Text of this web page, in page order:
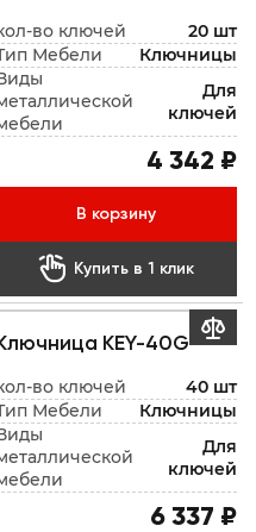
во ключей
20 шт
Мебели
Ключницы
Для
ключей
4 342 ₽
В корзину
 Купить в 1 клик
Ключница KEY-40G
во ключей
40 шт
Мебели
Ключницы
Для
ключей
6 337 ₽
